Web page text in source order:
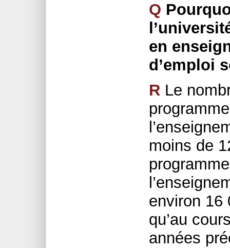
Q
en
d’emploi
R Le
moins de
environ 16
qu’au
années